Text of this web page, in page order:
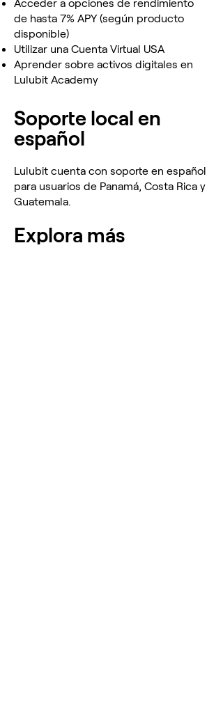
de hasta 7% APY (según producto
disponible)
Utilizar una Cuenta Virtual USA
Aprender sobre activos digitales en
Lulubit Academy
Soporte local en
español
Lulubit cuenta con soporte en español
para usuarios de Panamá, Costa Rica y
Guatemala.
Explora más